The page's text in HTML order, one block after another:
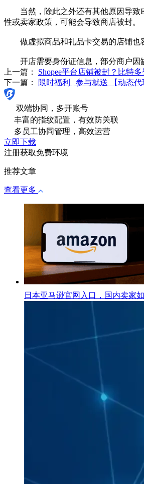
当然，除此之外还有其他原因导致
性或卖家政策，可能会导致商店被封。
做虚拟商品和礼品卡交易的店铺也
开店需要身份证信息，部分商户因缺
上一篇： Shopee平台店铺被封？比特
下一篇：
限时福利 | 参与就送 【动态代
双端协同，多开账号
丰富的指纹配置，有效防关联
多员工协同管理，高效运营
立即下载
注册获取免费环境
推荐文章
查看更多
日本亚马逊官网入口，国内卖家